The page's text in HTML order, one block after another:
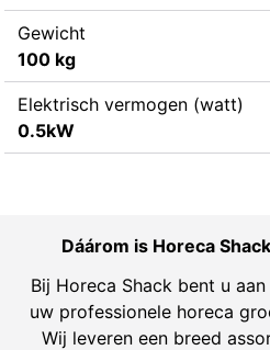
Gewicht
100 kg
Elektrisch vermogen (watt)
0.5kW
Dáárom is Horeca
Bij Horeca Shack bent u
uw professionele horeca
Wij leveren een breed